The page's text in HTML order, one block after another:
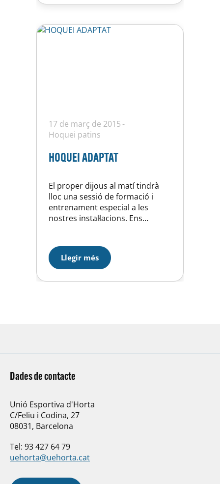
17 de març de 2015
Hoquei patins
HOQUEI ADAPTAT
El proper dijous al matí tindrà
lloc una sessió de formació i
entrenament especial a les
nostres instal·lacions. Ens
diferents problemes mentals, als
quals l’hoquei els ajuda. El
nostre esport és un instrument
de socialització i creació de
Llegir més
Dades de contacte
Unió Esportiva d'Horta
C/Feliu i Codina, 27
08031, Barcelona
Tel: 93 427 64 79
uehorta@uehorta.cat